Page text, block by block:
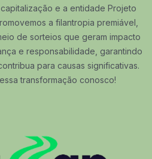
e a entidade Projeto
a filantropia premiável,
de sorteios que geram impacto
e responsabilidade, garantindo
para causas significativas.
transformação conosco!